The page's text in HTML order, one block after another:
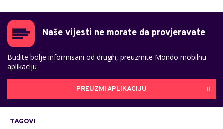
Naše vijesti ne morate da provjeravate
Budite bolje informisani od drugih, preuzmite Mondo mobilnu
aplikaciju
PREUZMI APLIKACIJU
TAGOVI